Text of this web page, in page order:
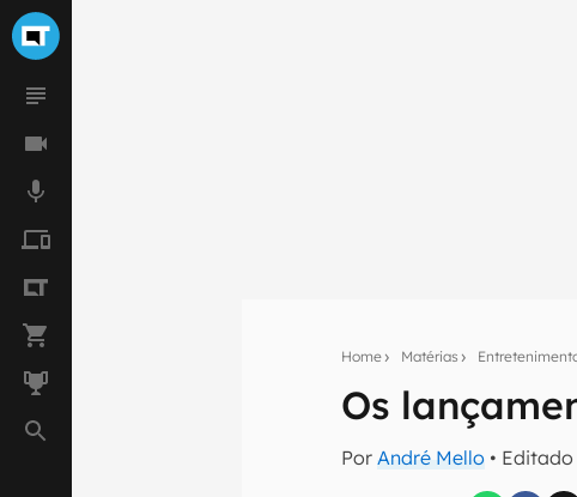
Home Matérias
Os
PorAndré Mello •
Seu
Assine a newsletter